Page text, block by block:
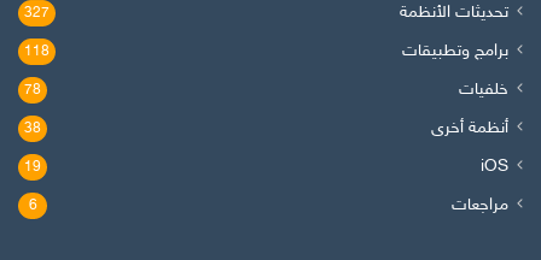
تحديثات الأنظمة 327
برامج وتطبيقات 118
خلفيات 78
أنظمة أخرى 38
iOS
19
مراجعات 6